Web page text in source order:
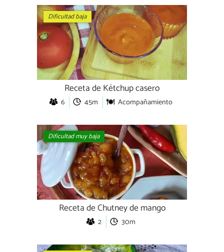
Dificultad baja
Receta de Kétchup casero
6 45m Acompañamiento
Dificultad muy baja
Receta de Chutney de mango
2 30m